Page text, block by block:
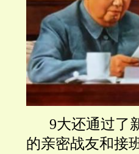
9大还通过了
的亲密战友和接